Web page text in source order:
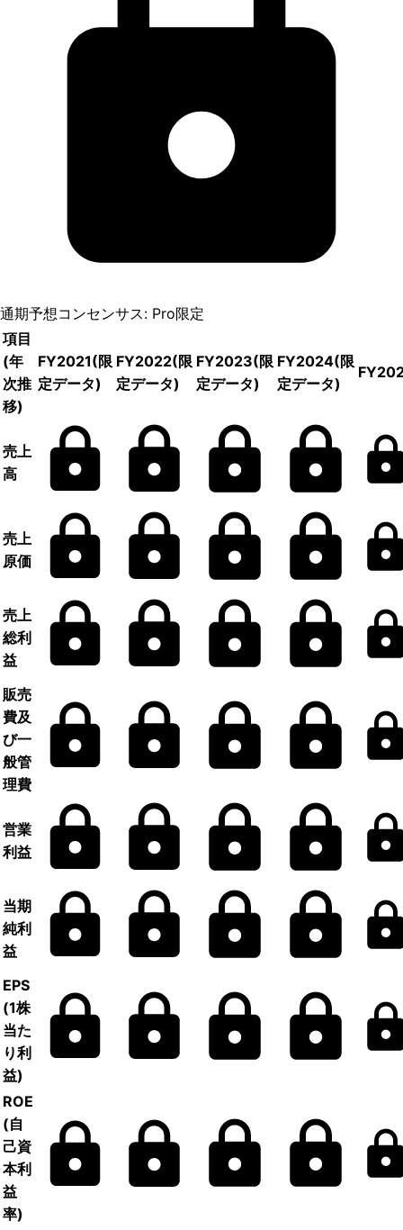
通期予想コンセンサス: Pro限定
項目
(年
次推
移)
FY2021(限
定データ)
FY2022(限
定データ)
FY2023(限
定データ)
FY2024(限
定データ)
売上
高
売上
原価
売上
総利
益
販売
費及
び一
般管
理費
営業
利益
当期
純利
益
EPS
(1株
当た
り利
益)
ROE
(自
己資
本利
益
率)